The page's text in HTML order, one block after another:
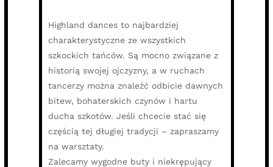
Highland dances to najbardziej
charakterystyczne ze wszystkich
szkockich tańców. Są mocno związane z
historią swojej ojczyzny, a w ruchach
tancerzy można znaleźć odbicie dawnych
bitew, bohaterskich czynów i hartu
ducha szkotów. Jeśli chcecie stać się
częścią tej długiej tradycji – zapraszamy
na warsztaty.
Zalecamy wygodne buty i niekrępujący